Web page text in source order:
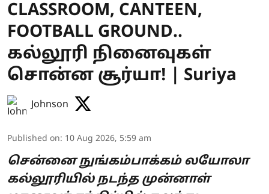
CLASSROOM, CANTEEN,
FOOTBALL GROUND..
கல்லூரி நினைவுகள்
சொன்ன சூர்யா! | Suriya
Johnson
Published on: 10 Aug 2026, 5:59 am
சென்னை நுங்கம்பாக்கம் லயோலா
கல்லூரியில் நடந்த முன்னாள்